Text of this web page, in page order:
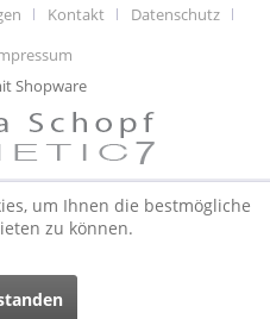
Kontakt
Datenschutz
Shopware
um Ihnen die bestmögliche
zu können.